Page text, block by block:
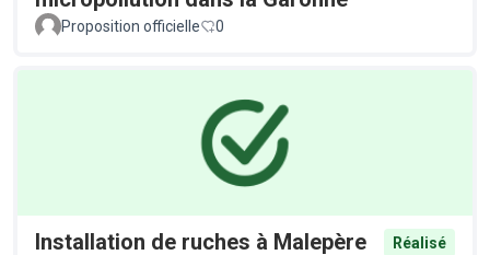
Proposition officielle 0
Installation de ruches à Malepère
Réalisé